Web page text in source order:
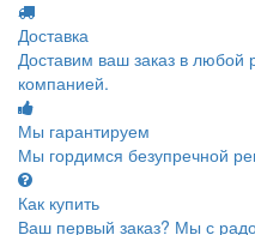
Доставка
Доставим ваш заказ в любой
компанией.
Мы гарантируем
Мы гордимся безупречной
Как купить
Ваш первый заказ? Мы с